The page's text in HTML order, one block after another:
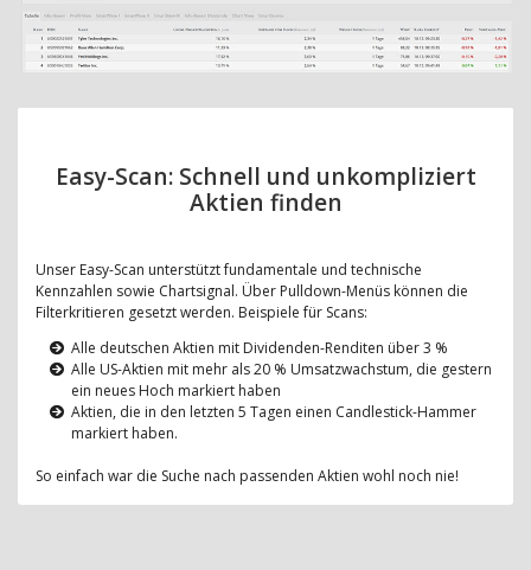
Easy-Scan: Schnell und unkompliziert
Aktien finden
Unser Easy-Scan unterstützt fundamentale und technische
Kennzahlen sowie Chartsignal. Über Pulldown-Menüs können die
Filterkritieren gesetzt werden. Beispiele für Scans:
Alle deutschen Aktien mit Dividenden-Renditen über 3 %
Alle US-Aktien mit mehr als 20 % Umsatzwachstum, die gestern
ein neues Hoch markiert haben
Aktien, die in den letzten 5 Tagen einen Candlestick-Hammer
markiert haben.
So einfach war die Suche nach passenden Aktien wohl noch nie!